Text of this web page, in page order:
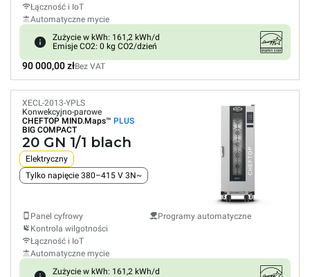
Łączność i IoT
Automatyczne mycie
Zużycie w kWh: 161,2 kWh/d
Emisje CO2: 0 kg CO2/dzień
90 000,00 złBez VAT
XECL-2013-YPLS
Konwekcyjno-parowe
CHEFTOP MIND.Maps™ PLUS
BIG COMPACT
20 GN 1/1 blach
Elektryczny
Tylko napięcie 380–415 V 3N~
Panel cyfrowy
Kontrola wilgotności
Łączność i IoT
Automatyczne mycie
Programy automatyczne
Zużycie w kWh: 161,2 kWh/d